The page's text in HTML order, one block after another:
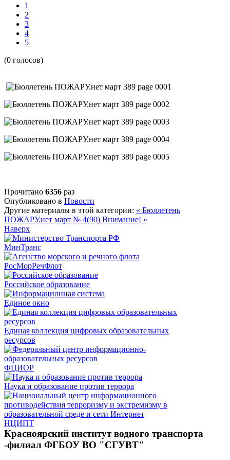
1
2
3
4
5
(0 голосов)
Прочитано 6356 раз
Опубликовано в Новости
Другие материалы в этой категории: « Бюллетень
ПОЖАРУ.нет март № 4(90) Внимание! »
Наверх
МинТранс
РосМорРечФлот
Российское образование
Единое окно
Единая коллекция цифровых образовательных
ресурсов
ФЦИОР
Наука и образование против террора
НЦИПТ
Красноярский институт водного транспорта
-филиал ФГБОУ ВО "СГУВТ"